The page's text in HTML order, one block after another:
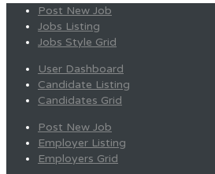
Post New Job
Jobs Listing
Jobs Style Grid
User Dashboard
Candidate Listing
Candidates Grid
Post New Job
Employer Listing
Employers Grid